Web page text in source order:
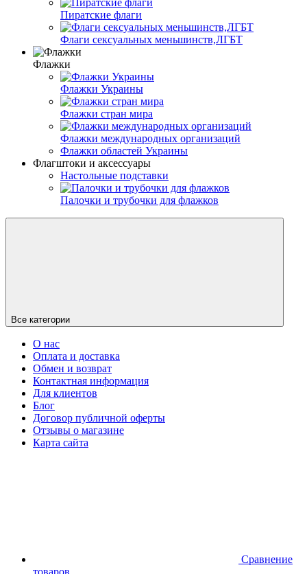
Пиратские флаги
Флаги сексуальных меньшинств,ЛГБТ
Флажки
Флажки Украины
Флажки стран мира
Флажки международных организаций
Флажки областей Украины
Флагштоки и аксессуары
Настольные подставки
Палочки и трубочки для флажков
Все категории
О нас
Оплата и доставка
Обмен и возврат
Контактная информация
Для клиентов
Блог
Договор публичной оферты
Отзывы о магазине
Карта сайта
Сравнение